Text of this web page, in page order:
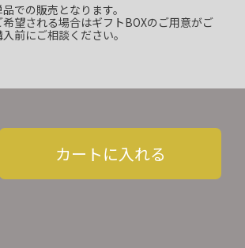
での販売となります。
望される場合はギフトBOXのご用意がご
前にご相談ください。
カートに入れる